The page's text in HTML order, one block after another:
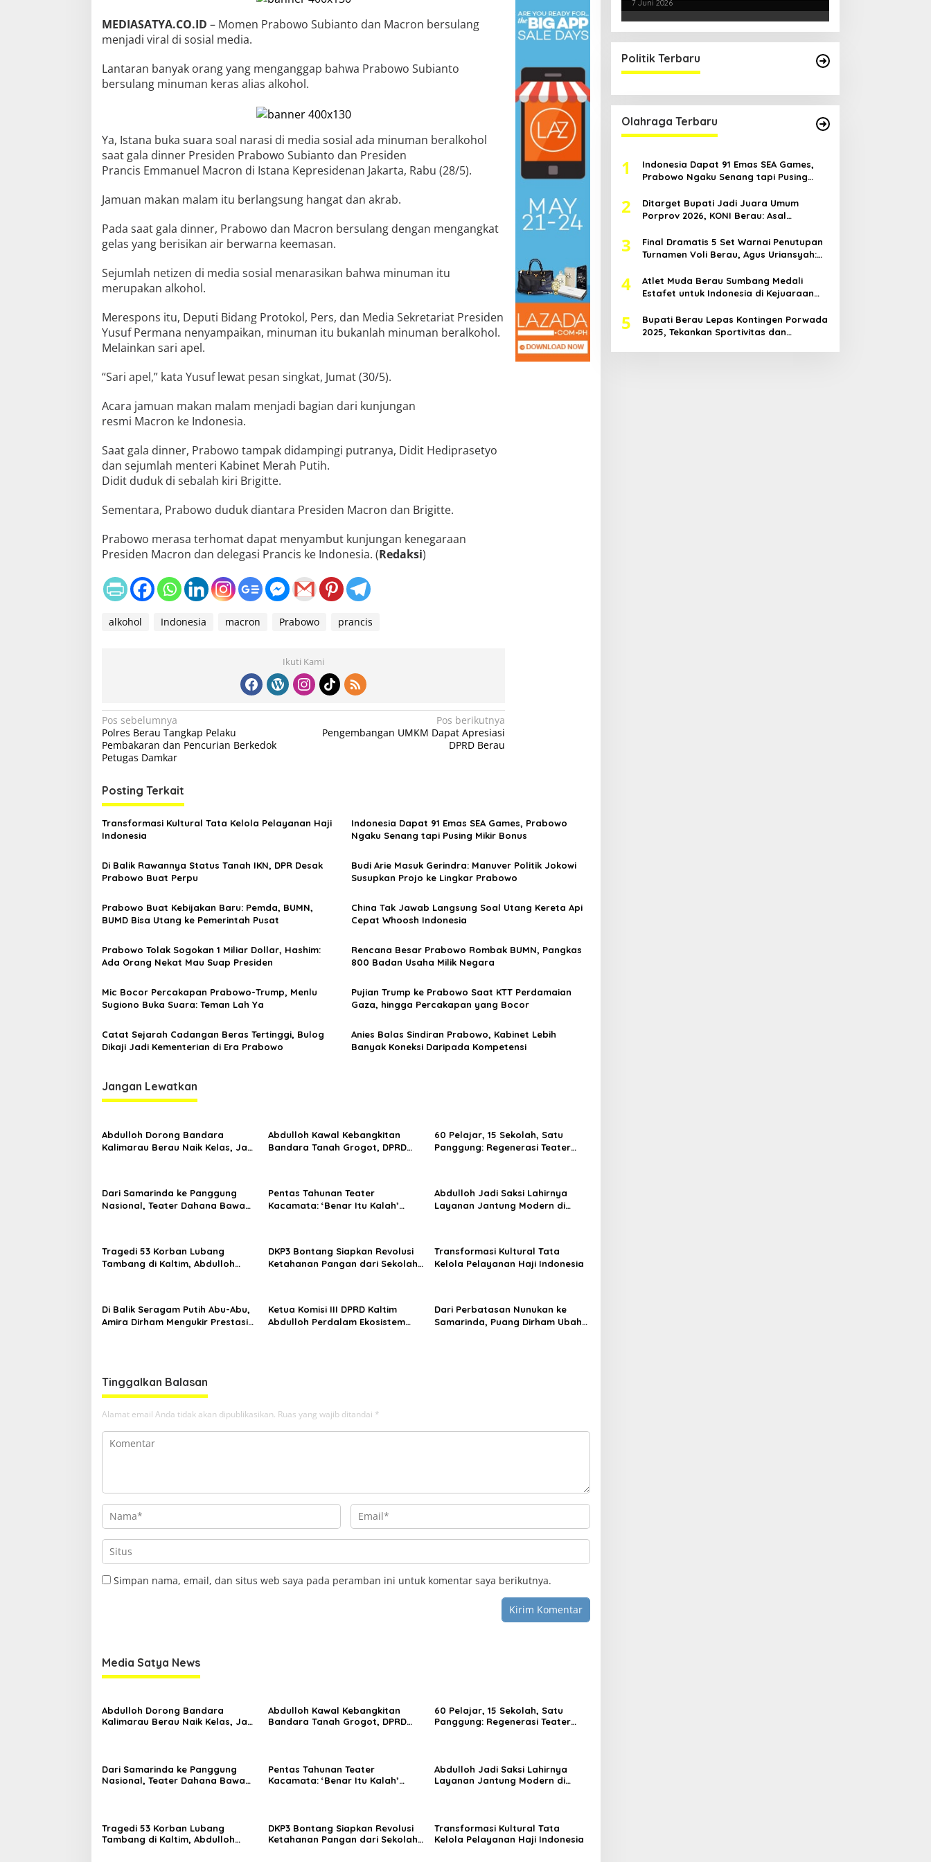
MEDIASATYA.CO.ID – Momen Prabowo Subianto dan Macron bersulang
menjadi viral di sosial media.
Lantaran banyak orang yang menganggap bahwa Prabowo Subianto
bersulang minuman keras alias alkohol.
Ya, Istana buka suara soal narasi di media sosial ada minuman beralkohol
saat gala dinner Presiden Prabowo Subianto dan Presiden
Prancis Emmanuel Macron di Istana Kepresidenan Jakarta, Rabu (28/5).
Jamuan makan malam itu berlangsung hangat dan akrab.
Pada saat gala dinner, Prabowo dan Macron bersulang dengan mengangkat
gelas yang berisikan air berwarna keemasan.
Sejumlah netizen di media sosial menarasikan bahwa minuman itu
merupakan alkohol.
Merespons itu, Deputi Bidang Protokol, Pers, dan Media Sekretariat Presiden
Yusuf Permana nenyampaikan, minuman itu bukanlah minuman beralkohol.
Melainkan sari apel.
“Sari apel,” kata Yusuf lewat pesan singkat, Jumat (30/5).
Acara jamuan makan malam menjadi bagian dari kunjungan
resmi Macron ke Indonesia.
Saat gala dinner, Prabowo tampak didampingi putranya, Didit Hediprasetyo
dan sejumlah menteri Kabinet Merah Putih.
Didit duduk di sebalah kiri Brigitte.
Sementara, Prabowo duduk diantara Presiden Macron dan Brigitte.
Prabowo merasa terhomat dapat menyambut kunjungan kenegaraan
Presiden Macron dan delegasi Prancis ke Indonesia. (Redaksi)
alkohol Indonesia macron Prabowo prancis
Ikuti Kami
N
a
v
i
g
a
s
i
p
s
Pos sebelumnya
Polres Berau Tangkap Pelaku
Pembakaran dan Pencurian Berkedok
Petugas Damkar
Pos berikutnya
Pengembangan UMKM Dapat Apresiasi
DPRD Berau
Posting Terkait
Transformasi Kultural Tata Kelola Pelayanan Haji
Indonesia
Indonesia Dapat 91 Emas SEA Games, Prabowo
Ngaku Senang tapi Pusing Mikir Bonus
Di Balik Rawannya Status Tanah IKN, DPR Desak
Prabowo Buat Perpu
Budi Arie Masuk Gerindra: Manuver Politik Jokowi
Susupkan Projo ke Lingkar Prabowo
Prabowo Buat Kebijakan Baru: Pemda, BUMN,
BUMD Bisa Utang ke Pemerintah Pusat
China Tak Jawab Langsung Soal Utang Kereta Api
Cepat Whoosh Indonesia
Prabowo Tolak Sogokan 1 Miliar Dollar, Hashim:
Ada Orang Nekat Mau Suap Presiden
Rencana Besar Prabowo Rombak BUMN, Pangkas
800 Badan Usaha Milik Negara
Mic Bocor Percakapan Prabowo-Trump, Menlu
Sugiono Buka Suara: Teman Lah Ya
Pujian Trump ke Prabowo Saat KTT Perdamaian
Gaza, hingga Percakapan yang Bocor
Catat Sejarah Cadangan Beras Tertinggi, Bulog
Dikaji Jadi Kementerian di Era Prabowo
Anies Balas Sindiran Prabowo, Kabinet Lebih
Banyak Koneksi Daripada Kompetensi
Jangan Lewatkan
Abdulloh Dorong Bandara
Kalimarau Berau Naik Kelas, Jadi
Abdulloh Kawal Kebangkitan
Bandara Tanah Grogot, DPRD
60 Pelajar, 15 Sekolah, Satu
Panggung: Regenerasi Teater
Dari Samarinda ke Panggung
Nasional, Teater Dahana Bawa
Pentas Tahunan Teater
Kacamata: ‘Benar Itu Kalah’
Abdulloh Jadi Saksi Lahirnya
Layanan Jantung Modern di
Tragedi 53 Korban Lubang
Tambang di Kaltim, Abdulloh
DKP3 Bontang Siapkan Revolusi
Ketahanan Pangan dari Sekolah,
Transformasi Kultural Tata
Kelola Pelayanan Haji Indonesia
Di Balik Seragam Putih Abu-Abu,
Amira Dirham Mengukir Prestasi
Ketua Komisi III DPRD Kaltim
Abdulloh Perdalam Ekosistem
Dari Perbatasan Nunukan ke
Samarinda, Puang Dirham Ubah
Tinggalkan Balasan
Alamat email Anda tidak akan dipublikasikan. Ruas yang wajib ditandai *
Simpan nama, email, dan situs web saya pada peramban ini untuk komentar saya berikutnya.
Media Satya News
Abdulloh Dorong Bandara
Kalimarau Berau Naik Kelas, Jadi
Abdulloh Kawal Kebangkitan
Bandara Tanah Grogot, DPRD
60 Pelajar, 15 Sekolah, Satu
Panggung: Regenerasi Teater
Dari Samarinda ke Panggung
Nasional, Teater Dahana Bawa
Pentas Tahunan Teater
Kacamata: ‘Benar Itu Kalah’
Abdulloh Jadi Saksi Lahirnya
Layanan Jantung Modern di
Tragedi 53 Korban Lubang
Tambang di Kaltim, Abdulloh
DKP3 Bontang Siapkan Revolusi
Ketahanan Pangan dari Sekolah,
Transformasi Kultural Tata
Kelola Pelayanan Haji Indonesia
7 Juni 2026
Politik Terbaru
Olahraga Terbaru
1
Indonesia Dapat 91 Emas SEA Games,
Prabowo Ngaku Senang tapi Pusing
2
Ditarget Bupati Jadi Juara Umum
Porprov 2026, KONI Berau: Asal
3
Final Dramatis 5 Set Warnai Penutupan
Turnamen Voli Berau, Agus Uriansyah:
4
Atlet Muda Berau Sumbang Medali
Estafet untuk Indonesia di Kejuaraan
5
Bupati Berau Lepas Kontingen Porwada
2025, Tekankan Sportivitas dan